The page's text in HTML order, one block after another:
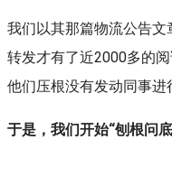
我们以其那篇物流公告
转发才有了近2000多的
他们压根没有发动同事进
于是，我们开始“刨根问